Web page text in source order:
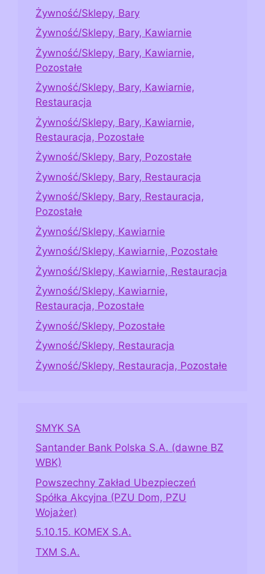
Żywność/Sklepy, Bary
Żywność/Sklepy, Bary, Kawiarnie
Żywność/Sklepy, Bary, Kawiarnie,
Pozostałe
Żywność/Sklepy, Bary, Kawiarnie,
Restauracja
Żywność/Sklepy, Bary, Kawiarnie,
Restauracja, Pozostałe
Żywność/Sklepy, Bary, Pozostałe
Żywność/Sklepy, Bary, Restauracja
Żywność/Sklepy, Bary, Restauracja,
Pozostałe
Żywność/Sklepy, Kawiarnie
Żywność/Sklepy, Kawiarnie, Pozostałe
Żywność/Sklepy, Kawiarnie, Restauracja
Żywność/Sklepy, Kawiarnie,
Restauracja, Pozostałe
Żywność/Sklepy, Pozostałe
Żywność/Sklepy, Restauracja
Żywność/Sklepy, Restauracja, Pozostałe
SMYK SA
Santander Bank Polska S.A. (dawne BZ
WBK)
Powszechny Zakład Ubezpieczeń
Spółka Akcyjna (PZU Dom, PZU
Wojażer)
5.10.15. KOMEX S.A.
TXM S.A.